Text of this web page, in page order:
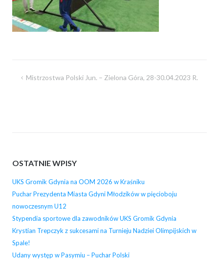
Nawigacja
Mistrzostwa Polski Jun. – Zielona Góra, 28-30.04.2023 R.
OSTATNIE WPISY
UKS Gromik Gdynia na OOM 2026 w Kraśniku
Puchar Prezydenta Miasta Gdyni Młodzików w pięcioboju
nowoczesnym U12
Stypendia sportowe dla zawodników UKS Gromik Gdynia
Krystian Trepczyk z sukcesami na Turnieju Nadziei Olimpijskich w
Spale!
Udany występ w Pasymiu – Puchar Polski